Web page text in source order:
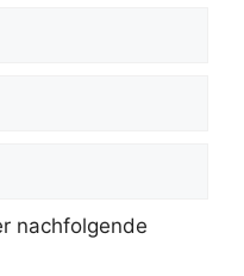
nachfolgende